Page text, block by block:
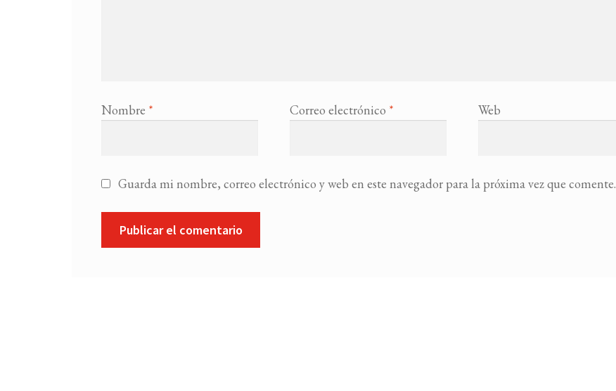
Nombre * Correo electrónico * Web
Guarda mi nombre, correo electrónico y web en este navegador para la próxima vez que comente.